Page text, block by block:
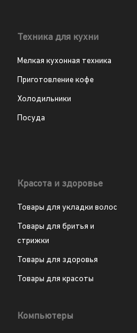
Техника для кухни
Мелкая кухонная техника
Приготовление кофе
Холодильники
Посуда
Красота и здоровье
Товары для укладки волос
Товары для бритья и
стрижки
Товары для здоровья
Товары для красоты
Компьютеры